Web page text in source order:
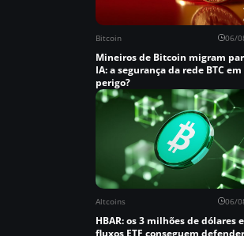
Bitcoin 06/
Mineiros de Bitcoin migram
IA: a segurança da rede BTC em
perigo?
Altcoins 06/
HBAR: os 3 milhões de dólares
fluxos ETF conseguem